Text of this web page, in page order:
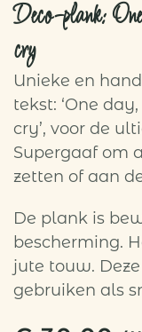
Deco-plank:
cry
Unieke en
tekst: ‘One
cry’, voor de
Supergaaf om
zetten of aan
De plank is
bescherming.
jute touw.
gebruiken als